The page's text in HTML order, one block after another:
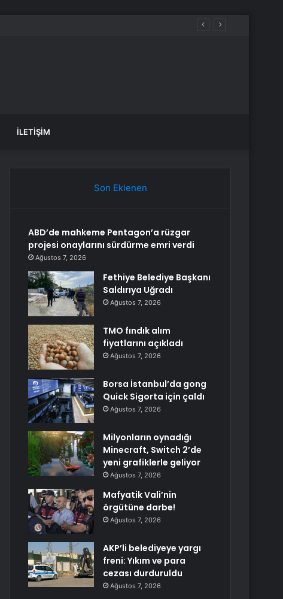
İLETIŞIM
Son Eklenen
ABD’de mahkeme Pentagon’a rüzgar
projesi onaylarını sürdürme emri verdi
Ağustos 7, 2026
Fethiye Belediye Başkanı
Saldırıya Uğradı
Ağustos 7, 2026
TMO fındık alım
fiyatlarını açıkladı
Ağustos 7, 2026
Borsa İstanbul’da gong
Quick Sigorta için çaldı
Ağustos 7, 2026
Milyonların oynadığı
Minecraft, Switch 2’de
yeni grafiklerle geliyor
Ağustos 7, 2026
Mafyatik Vali’nin
örgütüne darbe!
Ağustos 7, 2026
AKP’li belediyeye yargı
freni: Yıkım ve para
cezası durduruldu
Ağustos 7, 2026